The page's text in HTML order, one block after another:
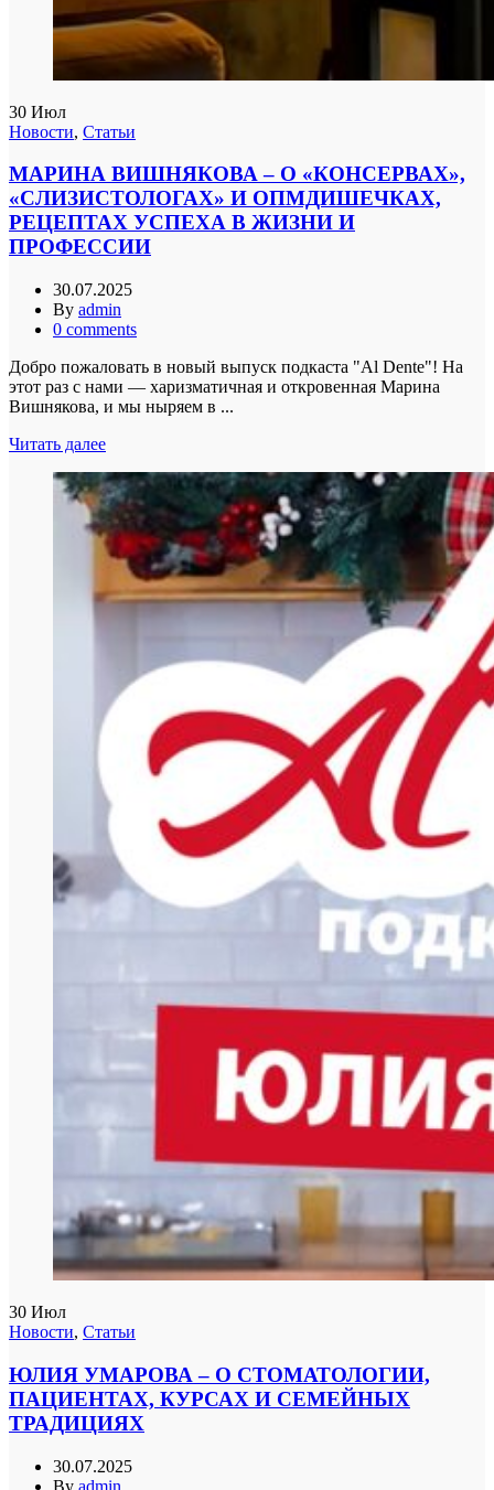
30 Июл
Новости, Статьи
МАРИНА ВИШНЯКОВА – О «КОНСЕРВАХ»,
«СЛИЗИСТОЛОГАХ» И ОПМДИШЕЧКАХ,
РЕЦЕПТАХ УСПЕХА В ЖИЗНИ И
ПРОФЕССИИ
30.07.2025
By admin
0 comments
Добро пожаловать в новый выпуск подкаста "Al Dente"! На
этот раз с нами — харизматичная и откровенная Марина
Вишнякова, и мы ныряем в ...
Читать далее
30 Июл
Новости, Статьи
ЮЛИЯ УМАРОВА – О СТОМАТОЛОГИИ,
ПАЦИЕНТАХ, КУРСАХ И СЕМЕЙНЫХ
ТРАДИЦИЯХ
30.07.2025
By admin